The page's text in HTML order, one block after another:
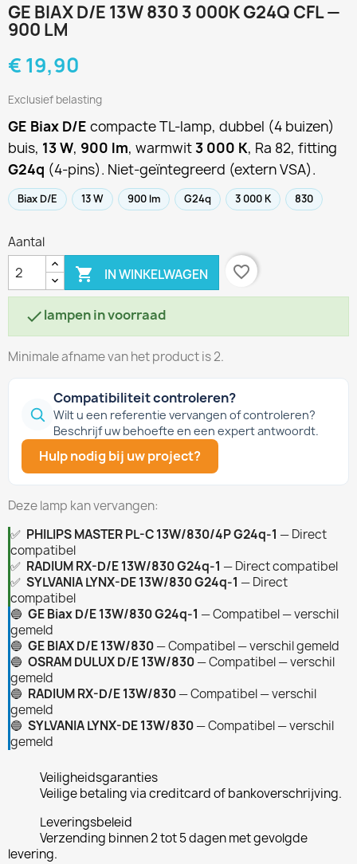
GE BIAX D/E 13W 830 3 000K G24Q CFL —
900 LM
€ 19,90
Exclusief belasting
GE Biax D/E compacte TL-lamp, dubbel (4 buizen)
buis, 13 W, 900 lm, warmwit3 000 K, Ra 82, fitting
G24q (4-pins). Niet-geïntegreerd (extern VSA).
Biax D/E 13 W 900 lm G24q 3 000 K 830
Aantal
 IN WINKELWAGEN favorite_border
lampen in voorraad
Minimale afname van het product is 2.
Compatibiliteit controleren?
Wilt u een referentie vervangen of controleren?
Beschrijf uw behoefte en een expert antwoordt.
Hulp nodig bij uw project?
Deze lamp kan vervangen:
✅ PHILIPS MASTER PL-C 13W/830/4P G24q-1 — Direct
compatibel
✅ RADIUM RX-D/E 13W/830 G24q-1 — Direct compatibel
✅ SYLVANIA LYNX-DE 13W/830 G24q-1 — Direct
compatibel
🔵 GE Biax D/E 13W/830 G24q-1 — Compatibel — verschil
gemeld
🔵 GE BIAX D/E 13W/830— Compatibel — verschil gemeld
🔵 OSRAM DULUX D/E 13W/830— Compatibel — verschil
gemeld
🔵 RADIUM RX-D/E 13W/830— Compatibel — verschil
gemeld
🔵 SYLVANIA LYNX-DE 13W/830— Compatibel — verschil
gemeld
Veiligheidsgaranties
Veilige betaling via creditcard of bankoverschrijving.
Leveringsbeleid
Verzending binnen 2 tot 5 dagen met gevolgde
levering.